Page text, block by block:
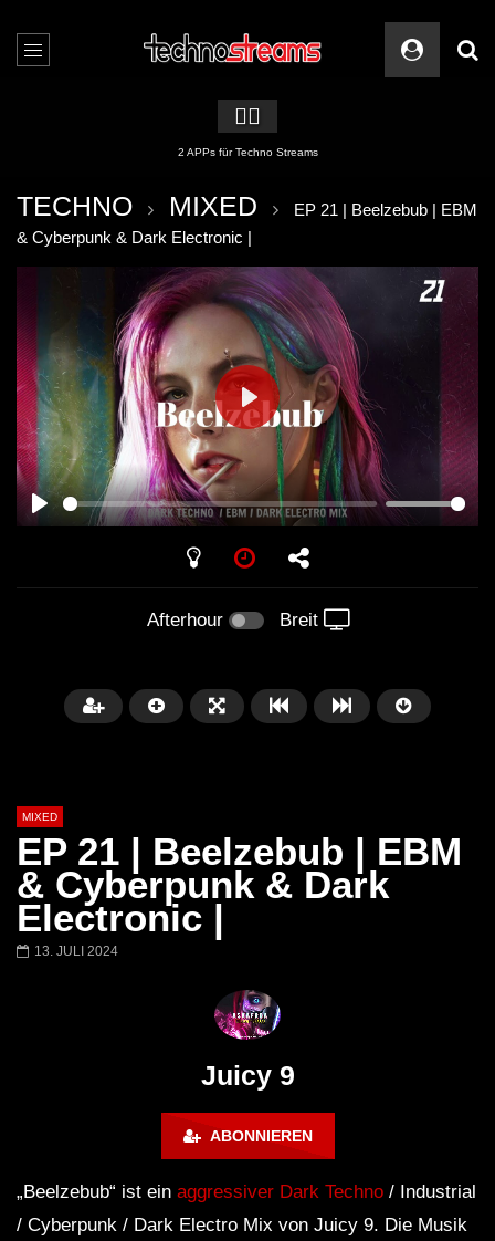
🏳️‍🌈
2 APPs für Techno Streams
TECHNO MIXED
EP 21 | Beelzebub | EBM
& Cyberpunk & Dark Electronic |
PLAY
PLAY
Afterhour Breit
MIXED
EP 21 | Beelzebub | EBM
& Cyberpunk & Dark
Electronic |
13. JULI 2024
Juicy 9
ABONNIEREN
„Beelzebub“ ist ein aggressiver Dark Techno / Industrial
/ Cyberpunk / Dark Electro Mix von Juicy 9. Die Musik